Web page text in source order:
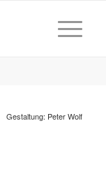
Gestaltung: Peter Wolf